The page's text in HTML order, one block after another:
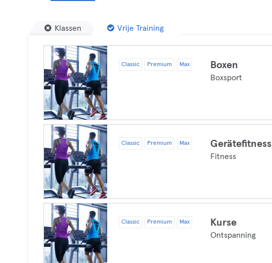
Klassen Vrije Training
Classic Premium Max Boxen
Boxsport
Classic Premium Max Gerätefitness
Fitness
Classic Premium Max Kurse
Ontspanning